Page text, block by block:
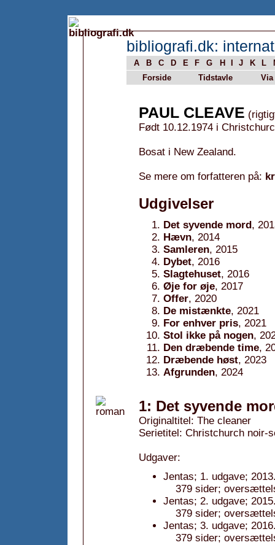
bibliografi.dk:
A B C D E F G H J K L
Forside
Tidstavle Via
PAUL CLEAVE
Født 10.12.1974 i
Bosat i New Zealand.
Se mere om forfatteren på:
Udgivelser
Det syvende mord,
Hævn, 2014
Samleren, 2015
Dybet, 2016
Slagtehuset, 2016
Øje for øje, 2017
Offer, 2020
De mistænkte, 2021
For enhver pris, 2021
Stol ikke på nogen,
Den dræbende time,
Dræbende høst, 2023
Afgrunden, 2024
1: Det syvende
Originaltitel: The cleaner
Serietitel: Christchurch noir-
Udgaver:
Jentas; 1. udgave;
379 sider;
Jentas; 2. udgave;
379 sider;
Jentas; 3. udgave;
379 sider;